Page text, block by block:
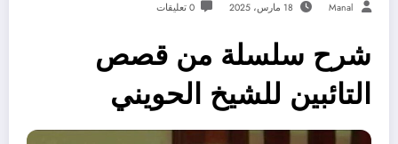
Manal 18 مارس، 2025 0 تعليقات
شرح سلسلة من قصص
التائبين للشيخ الحويني